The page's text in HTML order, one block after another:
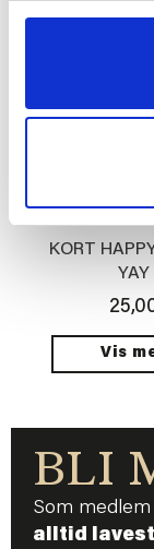
KORT
YAY
Vis
BLI
Som
alltid